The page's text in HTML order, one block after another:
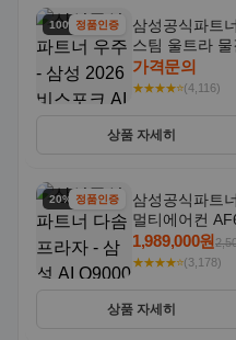
100% 할인
정품인증
삼성공식파트
스팀 울트라 물
콜 AAH
가격문의
★★★★⭐(4,116)
상품 자세히
20% 할인정품인증
삼성공식파트
멀티에어컨
기본설치포함
1,989,000원
★★★★⭐(3,178)
상품 자세히